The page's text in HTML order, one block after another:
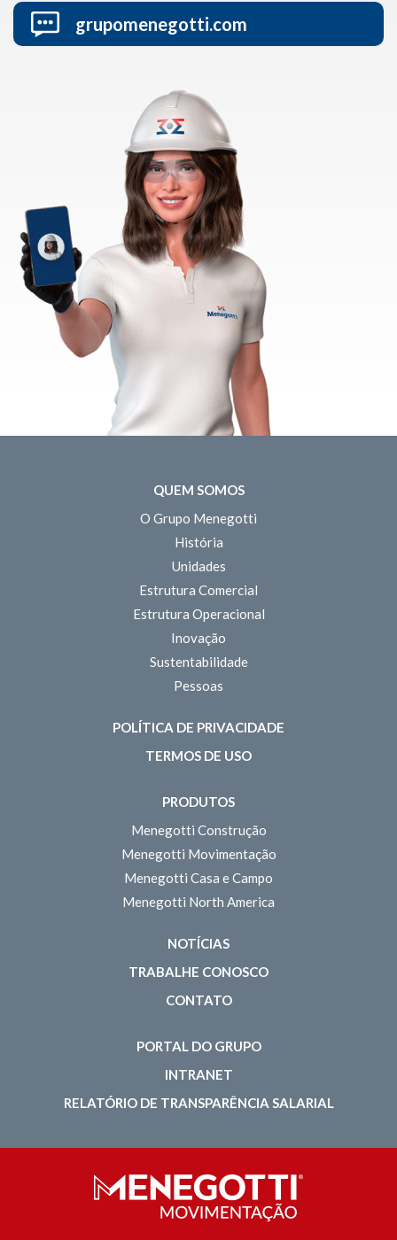
grupomenegotti.com
QUEM SOMOS
O Grupo Menegotti
História
Unidades
Estrutura Comercial
Estrutura Operacional
Inovação
Sustentabilidade
Pessoas
POLÍTICA DE PRIVACIDADE
TERMOS DE USO
PRODUTOS
Menegotti Construção
Menegotti Movimentação
Menegotti Casa e Campo
Menegotti North America
NOTÍCIAS
TRABALHE CONOSCO
CONTATO
PORTAL DO GRUPO
INTRANET
RELATÓRIO DE TRANSPARÊNCIA SALARIAL